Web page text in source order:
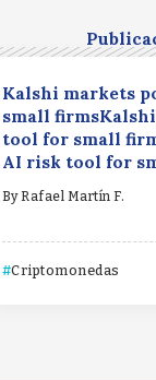
Kalshi markets
small
tool for small
AI risk tool for
ByRafael Martín F.
Criptomonedas